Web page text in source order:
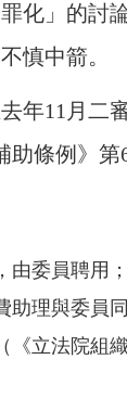
化」的討
慎中箭。
年11月二
條例》
委員聘用
理與委員
立法院組